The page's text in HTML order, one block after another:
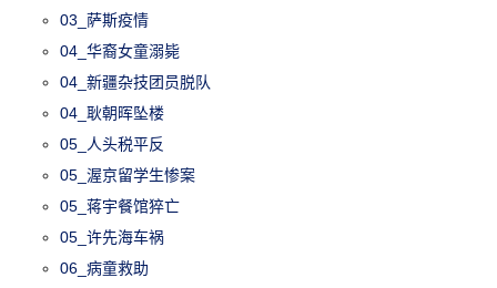
03_萨斯疫情
04_华裔女童溺毙
04_新疆杂技团员脱队
04_耿朝晖坠楼
05_人头税平反
05_渥京留学生惨案
05_蒋宇餐馆猝亡
05_许先海车祸
06_病童救助